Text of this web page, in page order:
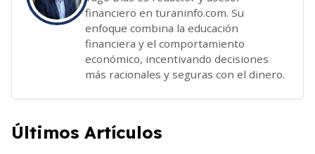
financiero en turaninfo.com. Su
enfoque combina la educación
financiera y el comportamiento
económico, incentivando decisiones
más racionales y seguras con el dinero.
Últimos Artículos